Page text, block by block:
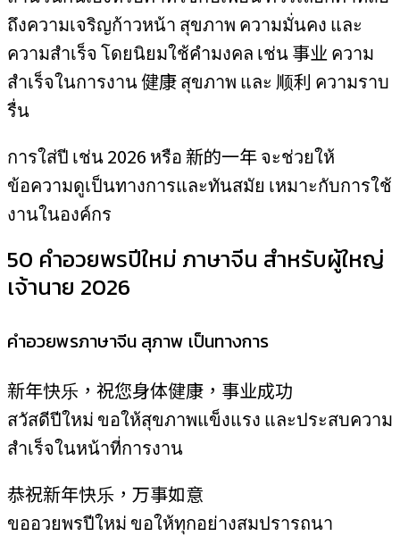
ถึงความเจริญก้าวหน้า สุขภาพ ความมั่นคง และ
ความสำเร็จ โดยนิยมใช้คำมงคล เช่น 事业 ความ
สำเร็จในการงาน 健康 สุขภาพ และ 顺利 ความราบ
รื่น
การใส่ปี เช่น 2026 หรือ 新的一年 จะช่วยให้
ข้อความดูเป็นทางการและทันสมัย เหมาะกับการใช้
งานในองค์กร
50 คำอวยพรปีใหม่ ภาษาจีน สำหรับผู้ใหญ่
เจ้านาย 2026
คำอวยพรภาษาจีน สุภาพ เป็นทางการ
新年快乐，祝您身体健康，事业成功
สวัสดีปีใหม่ ขอให้สุขภาพแข็งแรง และประสบความ
สำเร็จในหน้าที่การงาน
恭祝新年快乐，万事如意
ขออวยพรปีใหม่ ขอให้ทุกอย่างสมปรารถนา